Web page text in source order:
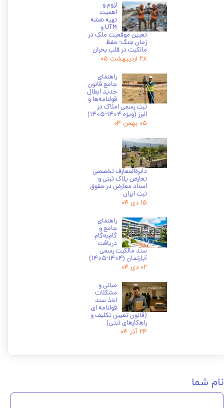
نام شما
لزوم و
اهمیت
تهیه نقشه
UTM و
تعیین موقعیت ملک در
زمان جنگ؛ حفظ
مالکیت در قلب بحران
۲۸ اردیبهشت ۰۵
راهنمای
جامع قانون
جدید ابطال
قولنامه‌ها و
ثبت رسمی املاک در
البرز (ویژه 1404-1405)
۰۵ بهمن ۰۴
دایرة‌المعارف تخصصی
تعارض پلاک ثبتی و
اسناد معارض در حقوق
ثبت ایران
۱۵ دی ۰۴
راهنمای
جامع و
گام‌به‌گام
دریافت
سند مالکیت رسمی
آپارتمان (۱۴۰۴-۱۴۰۵)
۰۲ دی ۰۴
مبانی و
مشکلات
اخذ سند
قولنامه ای
(قانون تعیین تکلیف و
راهکارهای ثبتی)
۲۴ آذر ۰۴